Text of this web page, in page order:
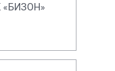
«БИЗОН»